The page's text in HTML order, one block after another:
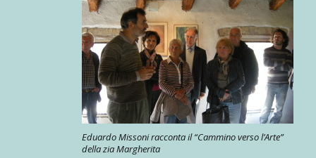
Eduardo Missoni racconta il “Cammino verso l’Arte”
della zia Margherita